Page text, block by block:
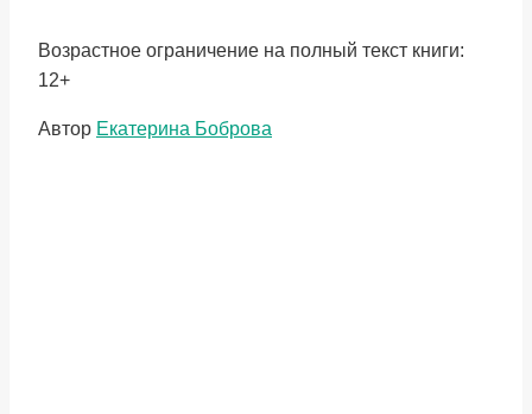
Возрастное ограничение на полный текст книги:
12+
Метки
Автор Екатерина Боброва